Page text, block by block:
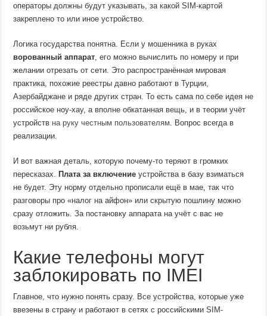
операторы должны будут указывать, за какой SIM-картой
закреплено то или иное устройство.
Логика государства понятна. Если у мошенника в руках
ворованный аппарат , его можно вычислить по номеру и при
желании отрезать от сети. Это распространённая мировая
практика, похожие реестры давно работают в Турции,
Азербайджане и ряде других стран. То есть сама по себе идея не
российское ноу-хау, а вполне обкатанная вещь, и в теории учёт
устройств на руку честным пользователям . Вопрос всегда в
реализации.
И вот важная деталь, которую почему-то теряют в громких
пересказах.Плата за включение устройства в базу взиматься
не будет. Эту норму отдельно прописали ещё в мае, так что
разговоры про «налог на айфон» или скрытую пошлину можно
сразу отложить. За постановку аппарата на учёт с вас не
возьмут ни рубля.
Какие телефоны могут
заблокировать по IMEI
Главное, что нужно понять сразу. Все устройства, которые уже
ввезены в страну и работают в сетях с российскими SIM-